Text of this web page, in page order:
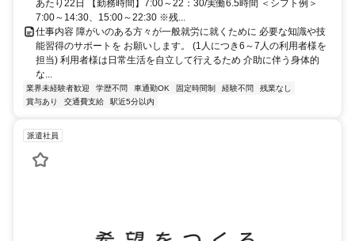
あたり22日 【勤務時間】7:00～22：30/実働6.5時間 ＜シフト例＞
7:00～14:30、15:00～22:30 ※残...
仕事内容 障がいのある方々が一般就労に就くために 必要な知識や技
能習得のサポートを お願いします。 (1人につき6～7人の利用者様を
担当) 利用者様は日常生活を自立して行えるため 介助に伴う身体的
な...
業界未経験者歓迎 学歴不問 車通勤OK 固定時間制 経験不問
残業なし
賞与あり
交通費支給 駅近5分以内
派遣社員